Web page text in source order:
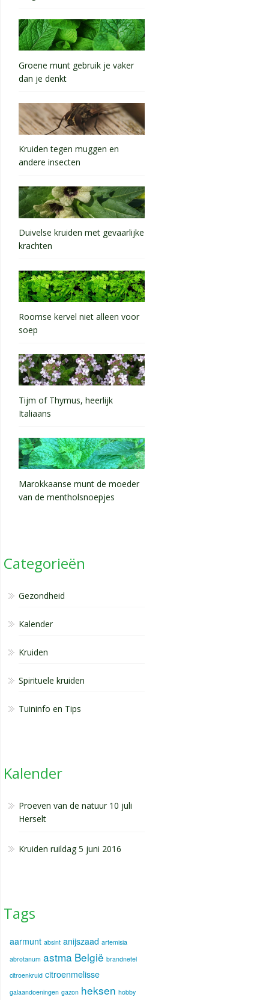
Groene munt gebruik je vaker
dan je denkt
Kruiden tegen muggen en
andere insecten
Duivelse kruiden met gevaarlijke
krachten
Roomse kervel niet alleen voor
soep
Tijm of Thymus, heerlijk
Italiaans
Marokkaanse munt de moeder
van de mentholsnoepjes
Categorieën
Gezondheid
Kalender
Kruiden
Spirituele kruiden
Tuininfo en Tips
Kalender
Proeven van de natuur 10 juli
Herselt
Kruiden ruildag 5 juni 2016
Tags
aarmunt absint anijszaad artemisia
abrotanum astma België brandnetel
citroenkruid citroenmelisse
galaandoeningen gazon heksen hobby